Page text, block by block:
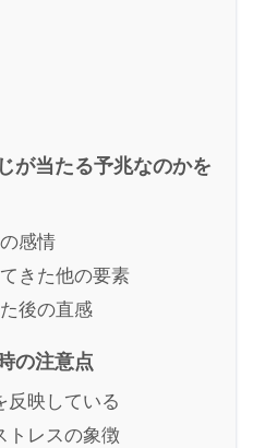
が当たる予兆なのかを
感情
きた他の要素
後の直感
の注意点
反映している
トレスの象徴